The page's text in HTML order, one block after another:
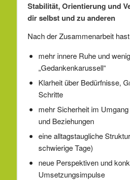
Stabilität, Orientierung und
dir selbst und zu anderen
Nach der Zusammenarbeit
mehr innere Ruhe und
„Gedankenkarussell“
Klarheit über Bedürfnisse,
Schritte
mehr Sicherheit im
und Beziehungen
eine alltagstaugliche
schwierige Tage)
neue Perspektiven und
Umsetzungsimpulse